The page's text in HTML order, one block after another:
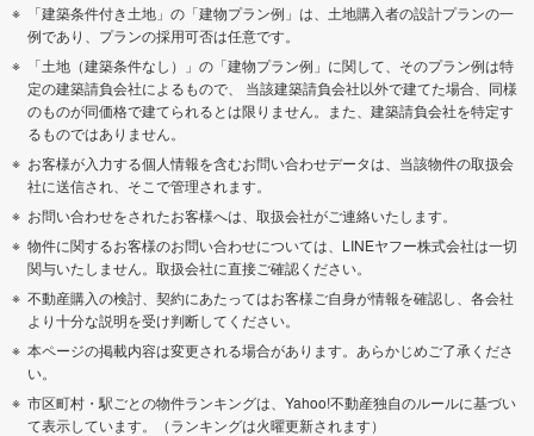
「建築条件付き土地」の「建物プラン例」は、土地購入者の設計プランの一
例であり、プランの採用可否は任意です。
「土地（建築条件なし）」の「建物プラン例」に関して、そのプラン例は特
定の建築請負会社によるもので、 当該建築請負会社以外で建てた場合、同様
のものが同価格で建てられるとは限りません。また、建築請負会社を特定す
るものではありません。
お客様が入力する個人情報を含むお問い合わせデータは、当該物件の取扱会
社に送信され、そこで管理されます。
お問い合わせをされたお客様へは、取扱会社がご連絡いたします。
物件に関するお客様のお問い合わせについては、LINEヤフー株式会社は一切
関与いたしません。取扱会社に直接ご確認ください。
不動産購入の検討、契約にあたってはお客様ご自身が情報を確認し、各会社
より十分な説明を受け判断してください。
本ページの掲載内容は変更される場合があります。あらかじめご了承くださ
い。
市区町村・駅ごとの物件ランキングは、Yahoo!不動産独自のルールに基づい
て表示しています。（ランキングは火曜更新されます）